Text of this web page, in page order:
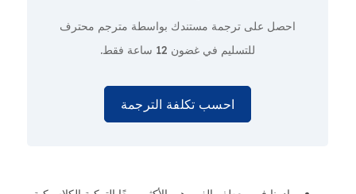
احصل على ترجمة مستندك بواسطة مترجم محترف
للتسليم في غضون 12 ساعة فقط.
احسب تكلفة الترجمة